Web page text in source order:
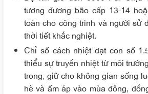
tương đương bão cấp 13-14
toàn cho công trình và người sử
thời tiết khắc nghiệt.
Chỉ số cách nhiệt đạt con số
thiểu sự truyền nhiệt từ môi
trong, giữ cho không gian sống
hè và ấm áp vào mùa đông,